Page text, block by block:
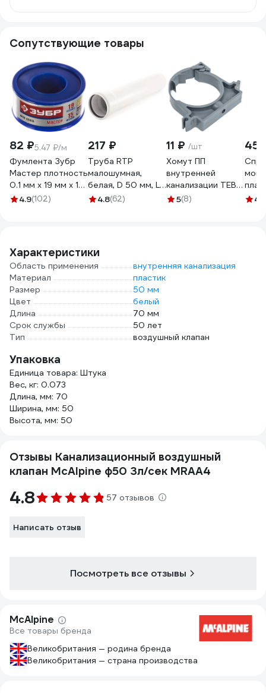
Сопутствующие товары
82 ₽5.47 ₽/м
Фумлента Зубр
Мастер плотность
0.1 мм х 19 мм х 15
м 12373-19-025
4.9(102)
217 ₽
Труба RTP
малошумная,
белая, D 50 мм, L
1000 мм 21053
4.8(62)
11 ₽ /шт
Хомут ПП
внутренней
канализации TEBO
50 с защелкой
5(8)
ПВХ4.9
Характеристики
Область применения
внутренняя канализация
Материал
пластик
Размер
50 мм
Цвет
белый
Длина
70 мм
Срок службы
50 лет
Тип
воздушный клапан
Упаковка
Единица товара: Штука
Вес, кг: 0.073
Длина, мм: 70
Ширина, мм: 50
Высота, мм: 50
Отзывы Канализационный воздушный
клапан McAlpine ф50 3л/сек MRAA4
4.8 57 отзывов
Написать отзыв
Посмотреть все отзывы
McAlpine
Все товары бренда
Великобритания — родина бренда
Великобритания — страна производства